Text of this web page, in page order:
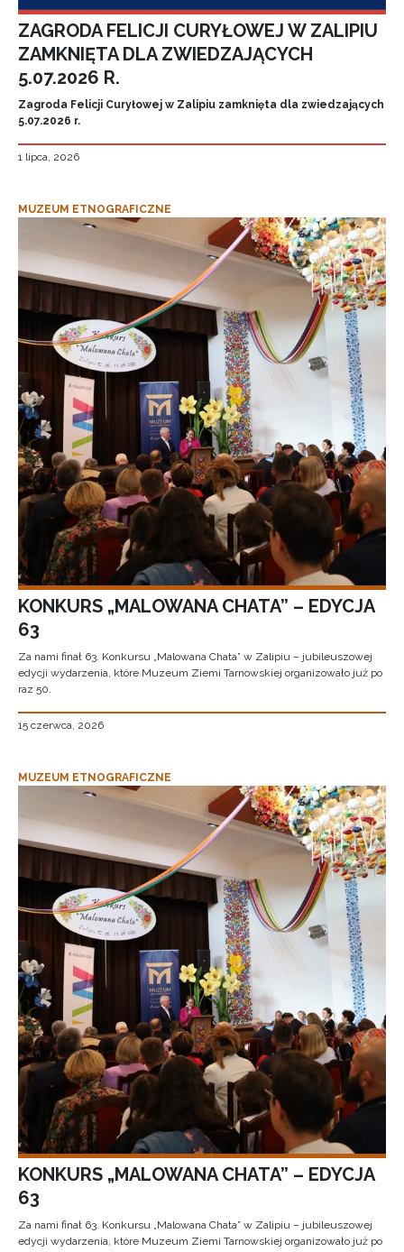
ZAGRODA FELICJI CURYŁOWEJ W ZALIPIU
ZAMKNIĘTA DLA ZWIEDZAJĄCYCH
5.07.2026 R.
Zagroda Felicji Curyłowej w Zalipiu zamknięta dla zwiedzających
5.07.2026 r.
1 lipca, 2026
MUZEUM ETNOGRAFICZNE
KONKURS „MALOWANA CHATA” – EDYCJA
63
Za nami finał 63. Konkursu „Malowana Chata” w Zalipiu – jubileuszowej
edycji wydarzenia, które Muzeum Ziemi Tarnowskiej organizowało już po
raz 50.
15 czerwca, 2026
MUZEUM ETNOGRAFICZNE
KONKURS „MALOWANA CHATA” – EDYCJA
63
Za nami finał 63. Konkursu „Malowana Chata” w Zalipiu – jubileuszowej
edycji wydarzenia, które Muzeum Ziemi Tarnowskiej organizowało już po